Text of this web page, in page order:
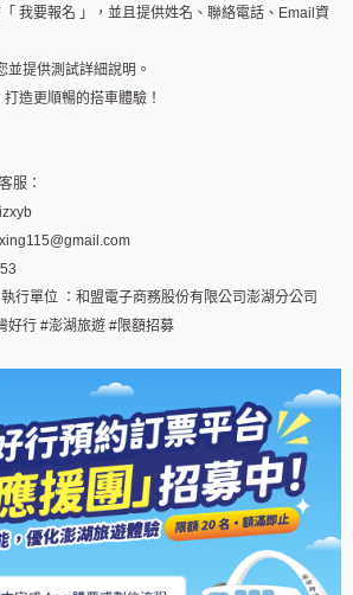
我要報名 」，並且提供姓名、聯絡電話、Email資
提供測試詳細說明。
造更順暢的搭車體驗！
服：
行單位 ：和盟電子商務股份有限公司澎湖分公司
好行 #澎湖旅遊 #限額招募